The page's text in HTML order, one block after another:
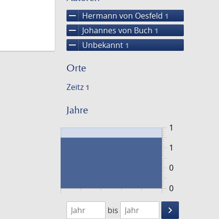
remove Hermann von Oesfeld 1
remove Johannes von Buch 1
remove Unbekannt 1
Orte
Zeitz 1
Jahre
0
1
0
1
1408
1409
bis
keyboard_arrow_right